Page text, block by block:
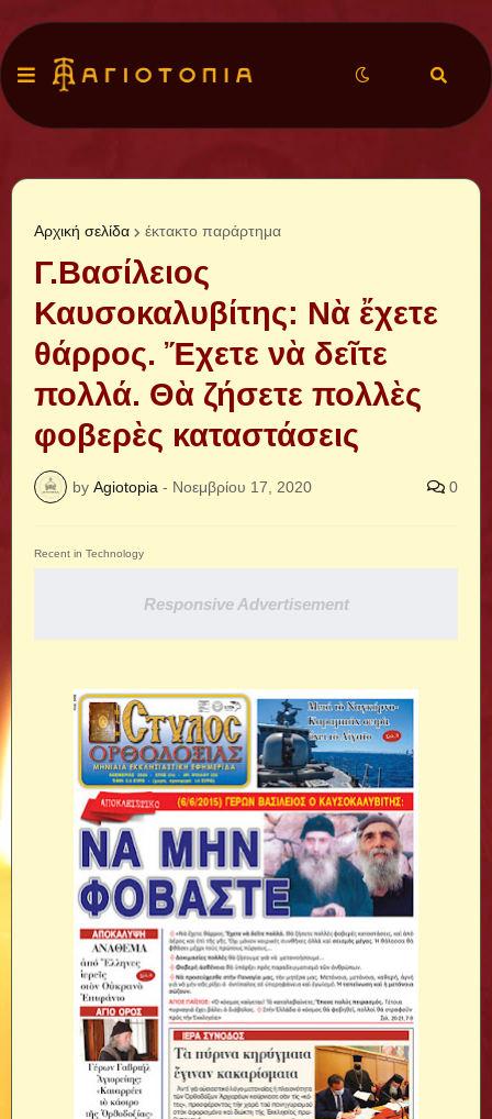
Αρχική σελίδα έκτακτο παράρτημα
Γ.Βασίλειος
Καυσοκαλυβίτης: Νὰ ἔχετε
θάρρος. Ἔχετε νὰ δεῖτε
πολλά. Θὰ ζήσετε πολλὲς
φοβερὲς καταστάσεις
by Agiotopia - Νοεμβρίου 17, 2020 0
Recent in Technology
Responsive Advertisement